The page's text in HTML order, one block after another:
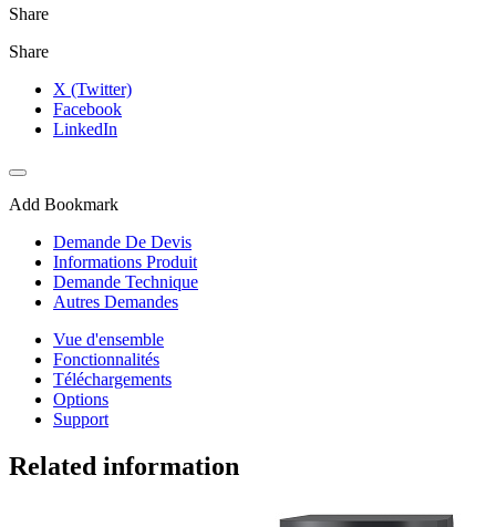
Share
Share
X (Twitter)
Facebook
LinkedIn
Add Bookmark
Demande De Devis
Informations Produit
Demande Technique
Autres Demandes
Vue d'ensemble
Fonctionnalités
Téléchargements
Options
Support
Related information